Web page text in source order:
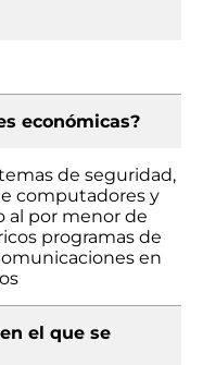
económicas?
de seguridad,
computadores y
al por menor de
programas de
en
el que se